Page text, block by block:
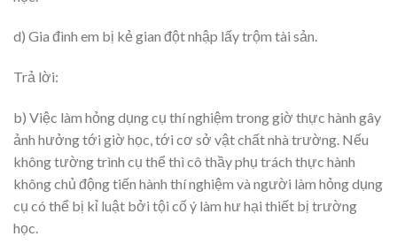
d) Gia đình em bị kẻ gian đột nhập lấy trộm tài sản.
Trả lời:
b) Việc làm hỏng dụng cụ thí nghiệm trong giờ thực hành gây
ảnh hưởng tới giờ học, tới cơ sở vật chất nhà trường. Nếu
không tường trình cụ thể thì cô thầy phụ trách thực hành
không chủ động tiến hành thí nghiệm và người làm hỏng dụng
cụ có thể bị kỉ luật bởi tội cố ý làm hư hại thiết bị trường
học.